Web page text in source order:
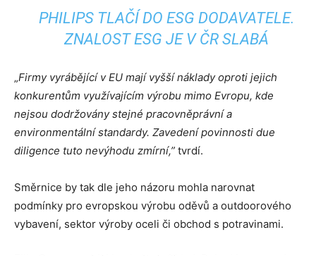
PHILIPS TLAČÍ DO ESG DODAVATELE.
ZNALOST ESG JE V ČR SLABÁ
„Firmy vyrábějící v EU mají vyšší náklady oproti jejich
konkurentům využívajícím výrobu mimo Evropu, kde
nejsou dodržovány stejné pracovněprávní a
environmentální standardy. Zavedení povinnosti due
diligence tuto nevýhodu zmírní,” tvrdí.
Směrnice by tak dle jeho názoru mohla narovnat
podmínky pro evropskou výrobu oděvů a outdoorového
vybavení, sektor výroby oceli či obchod s potravinami.